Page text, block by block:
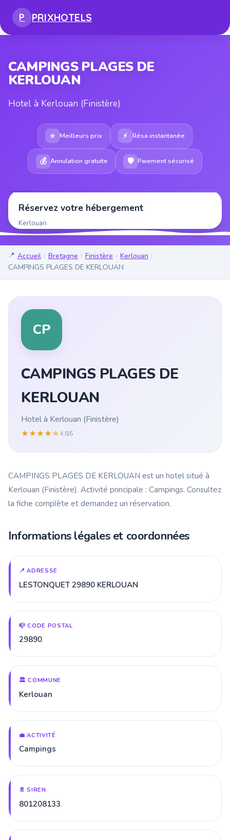
P PRIXHOTELS
CAMPINGS PLAGES DE
KERLOUAN
Hotel à Kerlouan (Finistère)
⭐ Meilleurs prix ⚡ Résa instantanée
💰 Annulation gratuite 🛡 Paiement sécurisé
Réservez votre hébergement
Kerlouan
Accueil Bretagne Finistère
Kerlouan
CAMPINGS PLAGES DE KERLOUAN
CP
CAMPINGS PLAGES DE
KERLOUAN
Hotel à Kerlouan (Finistère)
★★★★★4.8/5
CAMPINGS PLAGES DE KERLOUAN est un hotel situé à
Kerlouan (Finistère). Activité principale : Campings. Consultez
la fiche complète et demandez un réservation.
Informations légales et coordonnées
📍 ADRESSE
LESTONQUET 29890 KERLOUAN
📪 CODE POSTAL
29890
🏛️ COMMUNE
Kerlouan
💼 ACTIVITÉ
Campings
📄 SIREN
801208133